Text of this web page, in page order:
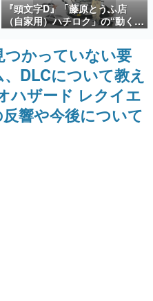
ページビュー数万以上！ などな
た、電ファミ渾身の“殿堂入り”記
の方々に製作時のエピソードをお
（ゲーム）とは何か？を探ってい
ない。『赫本』は、〈試験問題〉
説集です。
『頭文字D』「藤原とうふ店
（自家用）ハチロク」の“動くテ
ィッシュケース”が買えるポップ
アップショップが開催へ。マン
ガの舞台である群馬の「イオン
モール高崎」にて、8月11日か
ら8月20日までの期間限定で開
催予定
つかっていない要
DLCについて教え
ハザード レクイエ
響や今後について